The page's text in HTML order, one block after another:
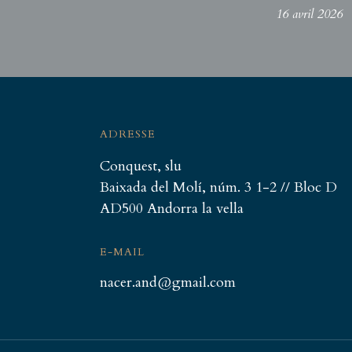
16 avril 2026
ADRESSE
Conquest, slu
Baixada del Molí, núm. 3 1-2 // Bloc D
AD500 Andorra la vella
E-MAIL
nacer.and@gmail.com